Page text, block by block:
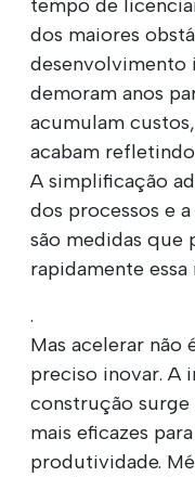
tempo de
dos maiores
desenvolvimento
demoram anos
acumulam
acabam
A simplificação
dos processos e
são medidas que
rapidamente essa
.
Mas acelerar não
preciso inovar. A
construção surge
mais eficazes
produtividade.